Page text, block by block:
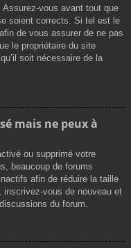
vous avant tout que
soient corrects. Si tel est le
de vous assurer de ne pas
le propriétaire du site
soit nécessaire de la
mais ne peux à
ou supprimé votre
beaucoup de forums
afin de réduire la taille
vous de nouveau et
du forum.